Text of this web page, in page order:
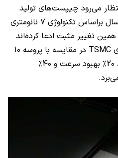
می‌رود چیپست‌های تولید
امسال برخلاف 10 نانومتری پارسال براساس تکنولوژی 7 نانومتری
تغییر مثبت ادعا کرده‌اند
TSMC
در مقایسه با پروسه 10
، 20% بهبود سرعت و 40%